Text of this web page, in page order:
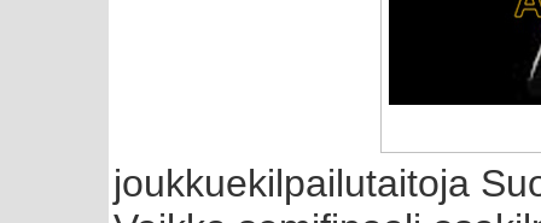
joukkuekilpailutaitoja